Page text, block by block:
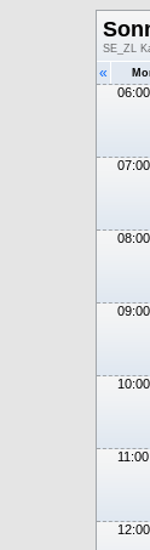
SE_ZL
«
06:00
07:00
08:00
09:00
10:00
11:00
12:00